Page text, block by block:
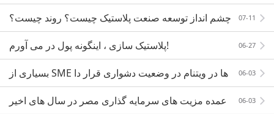
تنام
07-11 چشم انداز توسعه صنعت پلاستیک چیست؟ روند چیست؟
06-27 پلاستیک سازی ، اینگونه پول در می آورم!
06-03
بسیاری از SME ها در ویتنام در وضعیت دشواری قرار دا
رند
06-03
عمده مزیت های سرمایه گذاری مصر در سال های اخیر